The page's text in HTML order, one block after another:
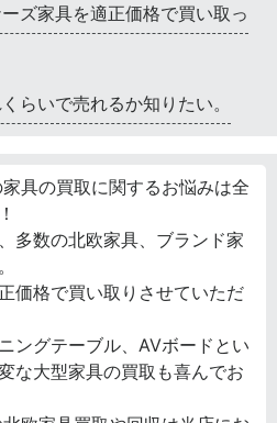
ズ家具を適正価格で買い取っ
らいで売れるか知りたい。
具の買取に関するお悩みは全
多数の北欧家具、ブランド家
価格で買い取りさせていただ
ングテーブル、AVボードとい
な大型家具の買取も喜んでお